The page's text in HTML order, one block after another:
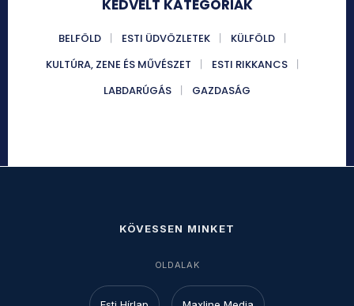
KEDVELT KATEGÓRIÁK
BELFÖLD ESTI ÜDVÖZLETEK
KÜLFÖLD
KULTÚRA, ZENE ÉS MŰVÉSZET
ESTI RIKKANCS
LABDARÚGÁS
GAZDASÁG
KÖVESSEN MINKET
OLDALAK